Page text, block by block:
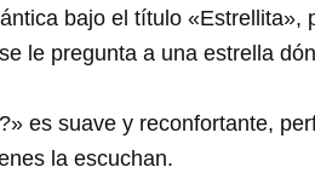
bajo el título
le pregunta a una estrella
es suave y reconfortante,
la escuchan.